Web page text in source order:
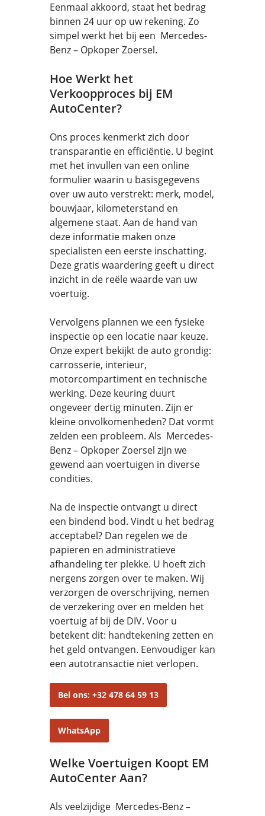
Eenmaal akkoord, staat het bedrag
binnen 24 uur op uw rekening. Zo
simpel werkt het bij een Mercedes-
Benz – Opkoper Zoersel.
Hoe Werkt het
Verkoopproces bij EM
AutoCenter?
Ons proces kenmerkt zich door
transparantie en efficiëntie. U begint
met het invullen van een online
formulier waarin u basisgegevens
over uw auto verstrekt: merk, model,
bouwjaar, kilometerstand en
algemene staat. Aan de hand van
deze informatie maken onze
specialisten een eerste inschatting.
Deze gratis waardering geeft u direct
inzicht in de reële waarde van uw
voertuig.
Vervolgens plannen we een fysieke
inspectie op een locatie naar keuze.
Onze expert bekijkt de auto grondig:
carrosserie, interieur,
motorcompartiment en technische
werking. Deze keuring duurt
ongeveer dertig minuten. Zijn er
kleine onvolkomenheden? Dat vormt
zelden een probleem. Als Mercedes-
Benz – Opkoper Zoersel zijn we
gewend aan voertuigen in diverse
condities.
Na de inspectie ontvangt u direct
een bindend bod. Vindt u het bedrag
acceptabel? Dan regelen we de
papieren en administratieve
afhandeling ter plekke. U hoeft zich
nergens zorgen over te maken. Wij
verzorgen de overschrijving, nemen
de verzekering over en melden het
voertuig af bij de DIV. Voor u
betekent dit: handtekening zetten en
het geld ontvangen. Eenvoudiger kan
een autotransactie niet verlopen.
Bel ons: +32 478 64 59 13
WhatsApp
Welke Voertuigen Koopt EM
AutoCenter Aan?
Als veelzijdige Mercedes-Benz –